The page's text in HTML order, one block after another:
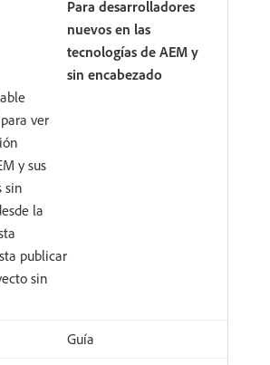
Para desarrolladores
nuevos en las
tecnologías de AEM y
sin encabezado
ver
y sus
sin
la
publicar
sin
Guía